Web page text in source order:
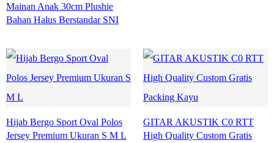
Mainan Anak 30cm Plushie
Bahan Halus Berstandar SNI
Hijab Bergo Sport Oval Polos
Jersey Premium Ukuran S M L
GITAR AKUSTIK C0 RTT
High Quality Custom Gratis